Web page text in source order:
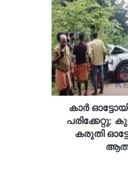
കാര്‍
പരിക്കേറ്റു;
കരുതി